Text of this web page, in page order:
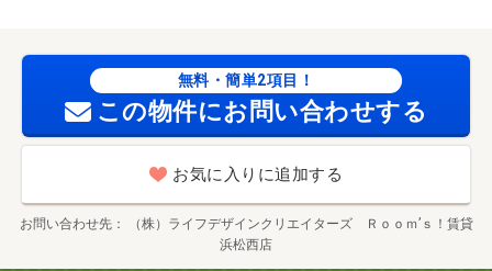
無料・簡単2項目！
この物件にお問い合わせする
お気に入りに追加する
お問い合わせ先
（株）ライフデザインクリエイターズ Ｒｏｏｍ’ｓ！賃貸
浜松西店